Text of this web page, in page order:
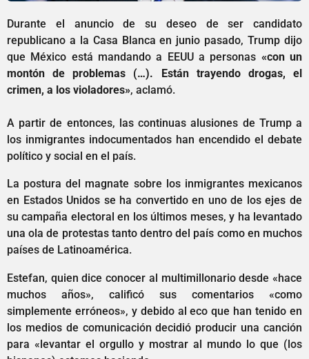
Durante el anuncio de su deseo de ser candidato
republicano a la Casa Blanca en junio pasado, Trump dijo
que México está mandando a EEUU a personas «con un
montón de problemas (…). Están trayendo drogas, el
crimen, a los violadores», aclamó.
A partir de entonces, las continuas alusiones de Trump a
los inmigrantes indocumentados han encendido el debate
político y social en el país.
La postura del magnate sobre los inmigrantes mexicanos
en Estados Unidos se ha convertido en uno de los ejes de
su campaña electoral en los últimos meses, y ha levantado
una ola de protestas tanto dentro del país como en muchos
países de Latinoamérica.
Estefan, quien dice conocer al multimillonario desde «hace
muchos años», calificó sus comentarios «como
simplemente erróneos», y debido al eco que han tenido en
los medios de comunicación decidió producir una canción
para «levantar el orgullo y mostrar al mundo lo que (los